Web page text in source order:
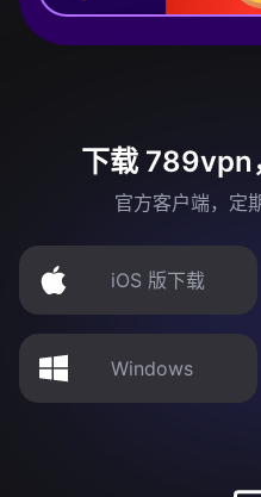
下载 789vpn
官方客户端，定
iOS 版下载
Windows